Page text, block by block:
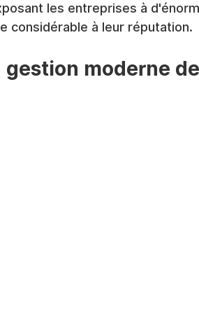
les entreprises à
considérable à leur réputation.
moderne